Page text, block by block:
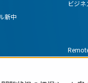
新中
ビジ
を導入するメリ